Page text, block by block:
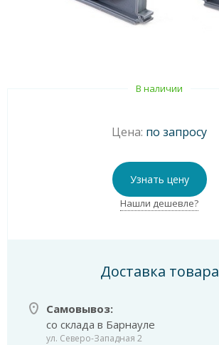
В наличии
Цена: по запросу
Узнать цену
Нашли дешевле?
Доставка товара
Самовывоз:
со склада в Барнауле
ул. Северо-Западная 2